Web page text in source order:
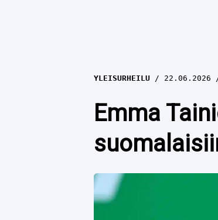
YLEISURHEILU 22.06.2026
Emma